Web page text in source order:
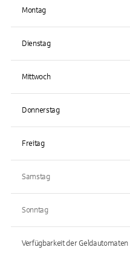
Montag
Dienstag
Mittwoch
Donnerstag
Freitag
Samstag
Sonntag
Verfügbarkeit der Geldautomaten